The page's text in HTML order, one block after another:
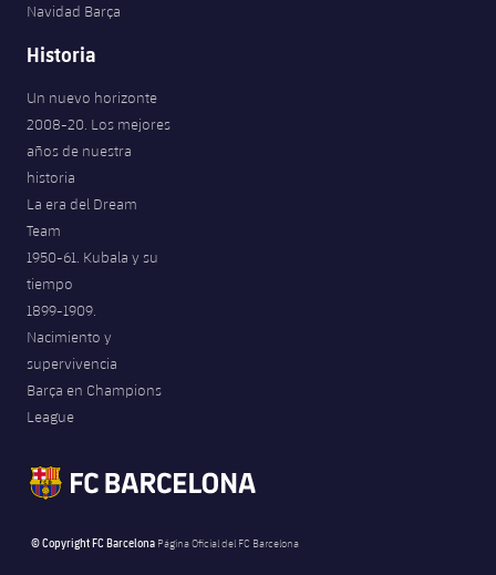
Navidad Barça
Historia
Un nuevo horizonte
2008-20. Los mejores
años de nuestra
historia
La era del Dream
Team
1950-61. Kubala y su
tiempo
1899-1909.
Nacimiento y
supervivencia
Barça en Champions
League
© Copyright FC Barcelona Página Oficial del FC Barcelona